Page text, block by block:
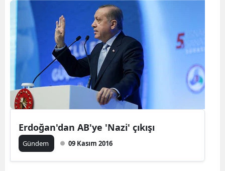
Erdoğan'dan AB'ye 'Nazi' çıkışı
Gündem 09 Kasım 2016